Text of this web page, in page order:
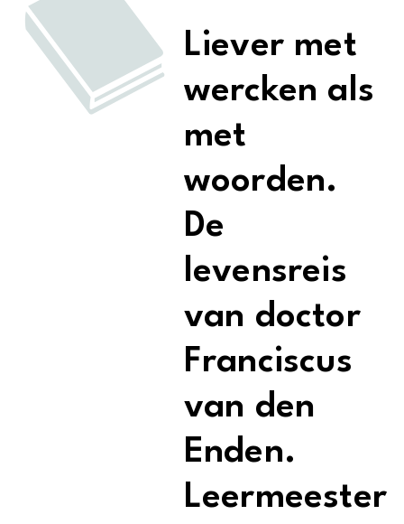
Liever met
wercken als
met
woorden.
De
levensreis
van doctor
Franciscus
van den
Enden.
Leermeester